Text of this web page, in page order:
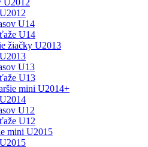
U14
U14
žiačky U2013
U13
U13
mini U2014+
U12
U12
mini U2015